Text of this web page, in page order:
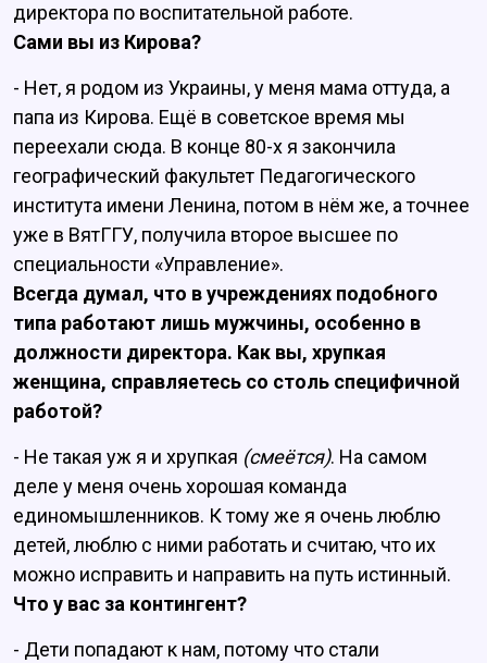
директора по воспитательной работе.
Сами вы из Кирова?
- Нет, я родом из Украины, у меня мама оттуда, а
папа из Кирова. Ещё в советское время мы
переехали сюда. В конце 80-х я закончила
географический факультет Педагогического
института имени Ленина, потом в нём же, а точнее
уже в ВятГГУ, получила второе высшее по
специальности «Управление».
Всегда думал, что в учреждениях подобного
типа работают лишь мужчины, особенно в
должности директора. Как вы, хрупкая
женщина, справляетесь со столь специфичной
работой?
- Не такая уж я и хрупкая (смеётся). На самом
деле у меня очень хорошая команда
единомышленников. К тому же я очень люблю
детей, люблю с ними работать и считаю, что их
можно исправить и направить на путь истинный.
Что у вас за контингент?
- Дети попадают к нам, потому что стали